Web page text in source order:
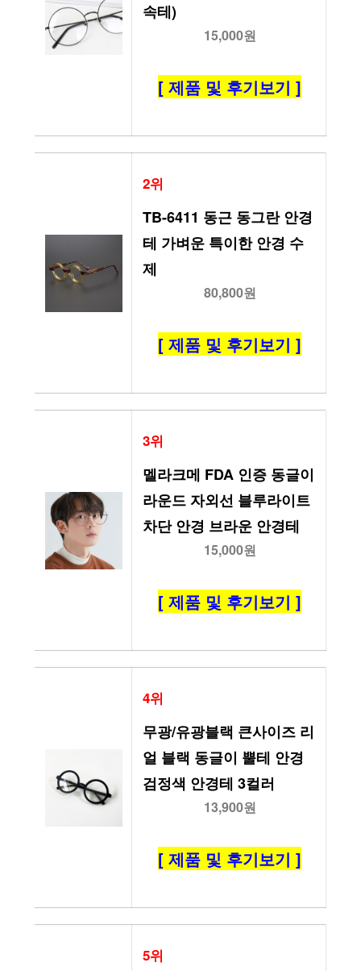
속테)
15,000원
[ 제품 및 후기보기 ]
2위
TB-6411 동근 동그란 안경
테 가벼운 특이한 안경 수
제
80,800원
[ 제품 및 후기보기 ]
3위
멜라크메 FDA 인증 동글이
라운드 자외선 블루라이트
차단 안경 브라운 안경테
15,000원
[ 제품 및 후기보기 ]
4위
무광/유광블랙 큰사이즈 리
얼 블랙 동글이 뿔테 안경
검정색 안경테 3컬러
13,900원
[ 제품 및 후기보기 ]
5위